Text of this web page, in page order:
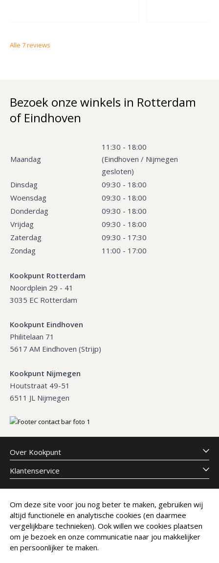
Alle 7reviews
Bezoek onze winkels in Rotterdam
of Eindhoven
Maandag
11:30 - 18:00
(Eindhoven / Nijmegen
gesloten)
Dinsdag
09:30 - 18:00
Woensdag
09:30 - 18:00
Donderdag
09:30 - 18:00
Vrijdag
09:30 - 18:00
Zaterdag
09:30 - 17:30
Zondag
11:00 - 17:00
Kookpunt Rotterdam
Noordplein 29 - 41
3035 EC Rotterdam
Kookpunt Eindhoven
Philitelaan 71
5617 AM Eindhoven (Strijp)
Kookpunt Nijmegen
Houtstraat 49-51
6511 JL Nijmegen
Over Kookpunt
Klantenservice
Meld je aan voor onze nieuwsbrief
E-mailadres
Abonneer
Om deze site voor jou nog beter te maken, gebruiken wij
altijd functionele en analytische cookies (en daarmee
vergelijkbare technieken). Ook willen we cookies plaatsen
om je bezoek en onze communicatie naar jou makkelijker
en persoonlijker te maken.